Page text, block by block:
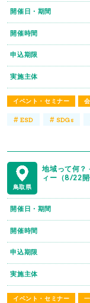
イベント・セミナー
開催日・期間
開催時間
申込期限
実施主体
#ESD # SDGs
鳥取県
地域って何？
ィー（8/22開
イベント・セミナー
開催日・期間
開催時間
申込期限
実施主体